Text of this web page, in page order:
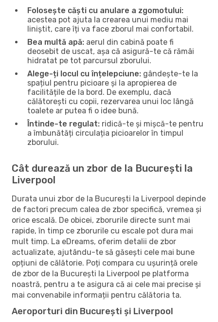
Folosește căști cu anulare a zgomotului:
acestea pot ajuta la crearea unui mediu mai
liniștit, care îți va face zborul mai confortabil.
Bea multă apă: aerul din cabină poate fi
deosebit de uscat, așa că asigură-te că rămâi
hidratat pe tot parcursul zborului.
Alege-ți locul cu înțelepciune: gândește-te la
spațiul pentru picioare și la apropierea de
facilitățile de la bord. De exemplu, dacă
călătorești cu copii, rezervarea unui loc lângă
toalete ar putea fi o idee bună.
Întinde-te regulat: ridică-te și mișcă-te pentru
a îmbunătăți circulația picioarelor în timpul
zborului.
Cât durează un zbor de la București la
Liverpool
Durata unui zbor de la București la Liverpool depinde
de factori precum calea de zbor specifică, vremea și
orice escală. De obicei, zborurile directe sunt mai
rapide, în timp ce zborurile cu escale pot dura mai
mult timp. La eDreams, oferim detalii de zbor
actualizate, ajutându-te să găsești cele mai bune
opțiuni de călătorie. Poți compara cu ușurință orele
de zbor de la București la Liverpool pe platforma
noastră, pentru a te asigura că ai cele mai precise și
mai convenabile informații pentru călătoria ta.
Aeroporturi din București și Liverpool